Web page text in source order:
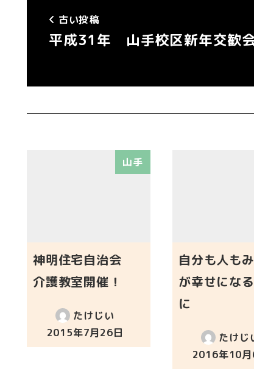
古い投稿
平成31年 山手校区新年交歓
山手
神明住宅自治会
介護教室開催！
たけじい
投稿日
2015年7月26日
自分も人も
が幸せにな
に
たけじ
投稿日
2016年10月